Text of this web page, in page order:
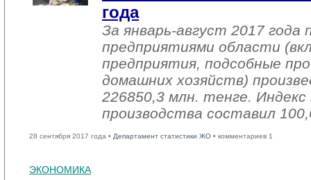
года
За январь-август 2017
предприятиями области
предприятия, подсобные
домашних хозяйств)
226850,3 млн. тенге.
производства составил
28 сентября 2017 года • Департамент статистики ЖО • комментариев 1
ЭКОНОМИКА